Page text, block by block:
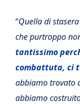
“Quella di stasera
che purtroppo
tantissimo
combattuta, ci
abbiamo trovato
abbiamo